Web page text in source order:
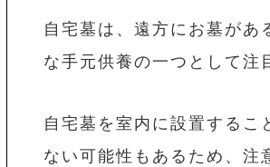
自宅墓は、遠方にお墓があ
な手元供養の一つとして注
自宅墓を室内に設置するこ
ない可能性もあるため、注